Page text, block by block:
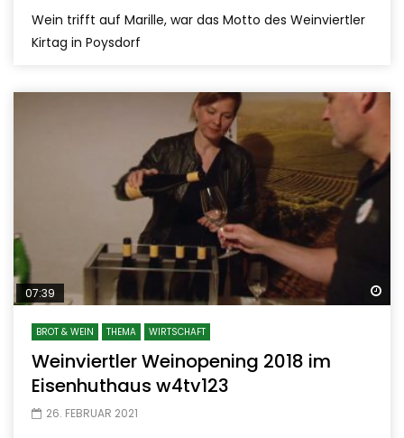
Wein trifft auf Marille, war das Motto des Weinviertler
Kirtag in Poysdorf
07:39
BROT & WEIN THEMA WIRTSCHAFT
Weinviertler Weinopening 2018 im
Eisenhuthaus w4tv123
26. FEBRUAR 2021